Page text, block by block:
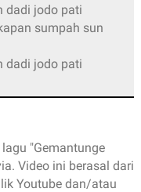
dadi jodo pati
sumpah sun
dadi jodo pati
"Gemantunge
Video ini berasal dari
Youtube dan/atau